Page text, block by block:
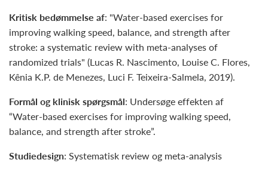
Kritisk bedømmelse af: "Water-based exercises for
improving walking speed, balance, and strength after
stroke: a systematic review with meta-analyses of
randomized trials" (Lucas R. Nascimento, Louise C. Flores,
Kênia K.P. de Menezes, Luci F. Teixeira-Salmela, 2019).
Formål og klinisk spørgsmål: Undersøge effekten af
“Water-based exercises for improving walking speed,
balance, and strength after stroke”.
Studiedesign: Systematisk review og meta-analysis